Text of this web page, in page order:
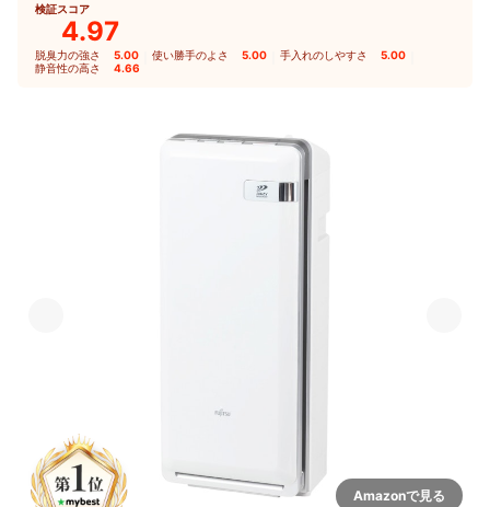
検証スコア
4.97
脱臭力の強さ 5.00 使い勝手のよさ 5.00 手入れのしやすさ 5.00
静音性の高さ 4.66
Amazonで見る